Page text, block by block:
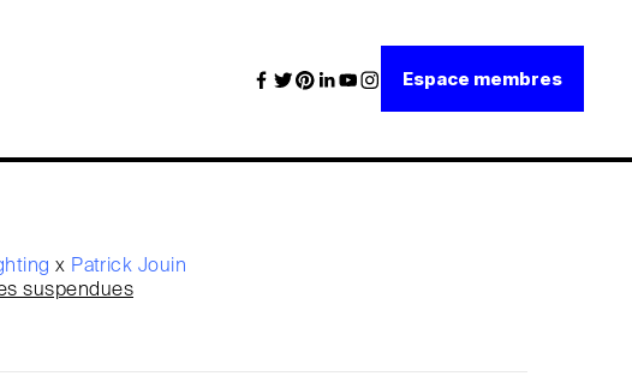
Espace membres
x Patrick Jouin
suspendues